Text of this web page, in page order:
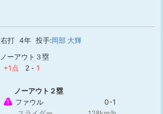
右打 4年 投手:岡部 大輝
ノーアウト３塁
+1点
2 - 1
ノーアウト２塁
1 ファウル
0-1